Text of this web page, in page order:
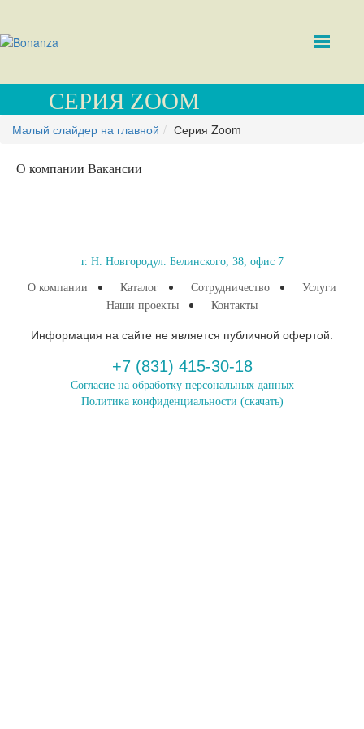
СЕРИЯ ZOOM
Малый слайдер на главной Серия Zoom
О компании Вакансии
г. Н. Новгородул. Белинского, 38, офис 7
О компании Каталог Сотрудничество
Услуги
Наши проекты
Контакты
Информация на сайте не является публичной офертой.
+7 (831) 415-30-18
Согласие на обработку персональных данных
Политика конфиденциальности (скачать)